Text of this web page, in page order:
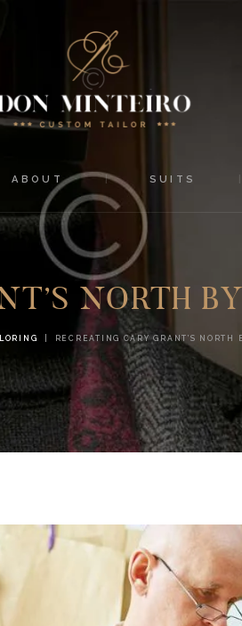
ABOUT SUITS
NORTH
RECREATING CARY GRANT’S NORTH